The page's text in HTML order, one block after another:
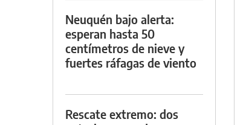
Neuquén bajo alerta:
esperan hasta 50
centímetros de nieve y
fuertes ráfagas de viento
Rescate extremo: dos